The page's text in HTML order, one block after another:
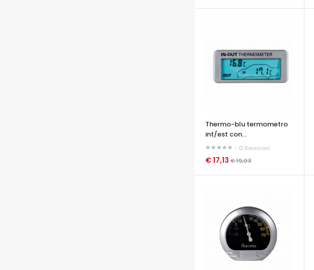
OCCHIATA VELOCE
Thermo-blu termometro
int/est con...
0 Revisioni
€ 17,13 € 19,03
OCCHIATA VELOCE